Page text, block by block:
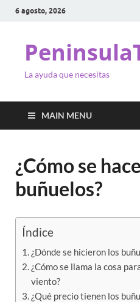
6 agosto, 2026
La ayuda que necesitas
MAIN MENU
¿Cómo se
buñuelos?
Índice
¿Dónde se hicieron los
¿Cómo se llama la cosa
viento?
¿Qué precio tienen los